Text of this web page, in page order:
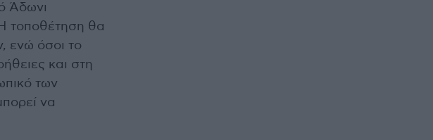
Άδωνι
Η τοποθέτηση θα
ενώ όσοι το
και στη
των
να